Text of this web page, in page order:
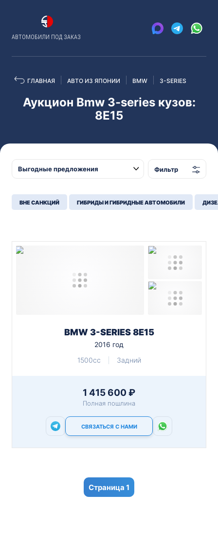
АВТОМОБИЛИ ПОД ЗАКАЗ
ГЛАВНАЯ АВТО ИЗ ЯПОНИИ BMW 3-SERIES
Аукцион Bmw 3-series кузов:
8E15
Фильтр
ВНЕ САНКЦИЙ ГИБРИДЫ И ГИБРИДНЫЕ АВТОМОБИЛИ
BMW 3-SERIES 8E15
2016 год
1500cc
Задний
1 415 600 ₽
Полная пошлина
СВЯЗАТЬСЯ С НАМИ
1